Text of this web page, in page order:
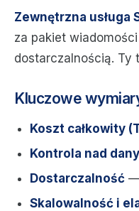
Zewnętrzna usługa
za pakiet
dostarczalnością. Ty
Kluczowe
Koszt całkowity
Kontrola nad
Dostarczalność —
Skalowalność i